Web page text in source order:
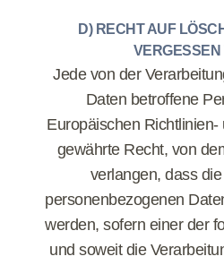
D) RECHT AUF
Jede von der
Daten betroffene
Europäischen
gewährte Recht, von
verlangen, dass
personenbezogenen
werden, sofern einer der
und soweit die